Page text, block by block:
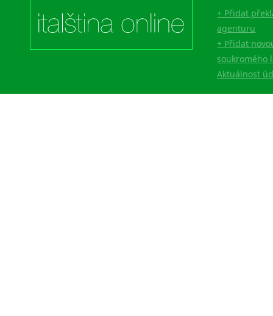
+ Přidat
agenturu
+ Přidat
soukromého
Aktuálnost